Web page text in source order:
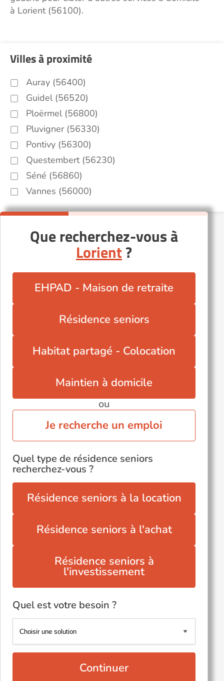
à Lorient (56100).
Villes à proximité
Auray (56400)
Guidel (56520)
Ploërmel (56800)
Pluvigner (56330)
Pontivy (56300)
Questembert (56230)
Séné (56860)
Vannes (56000)
Que recherchez-vous à
Lorient?
EHPAD - Maison de retraite
Résidence seniors
Habitat partagé - Colocation
Maintien à domicile
ou
Je recherche un emploi
Quel type de résidence seniors
recherchez-vous ?
Résidence seniors à la location
Résidence seniors à l'achat
Résidence seniors à
l'investissement
Quel est votre besoin ?
Continuer